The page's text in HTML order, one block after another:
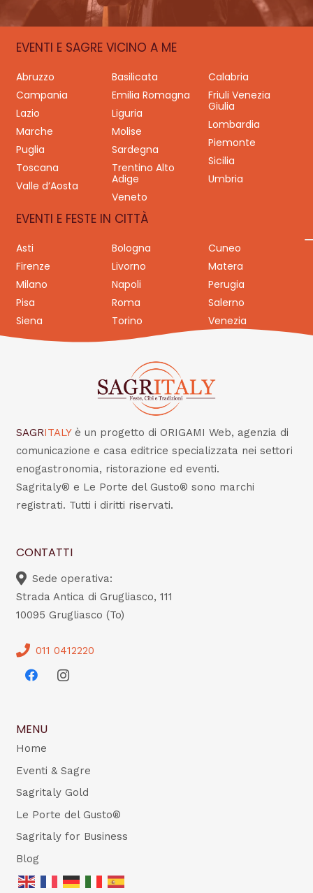
EVENTI E SAGRE VICINO A ME
Abruzzo Basilicata
Calabria
Campania
Emilia Romagna
Friuli Venezia
Giulia
Lazio
Liguria
Lombardia
Marche
Molise
Piemonte
Puglia
Sardegna
Sicilia
Toscana
Trentino Alto
Adige
Umbria
Valle d’Aosta
Veneto
EVENTI E FESTE IN CITTÀ
Asti Bologna
Cuneo
Firenze
Livorno
Matera
Milano
Napoli
Perugia
Pisa
Roma
Salerno
Siena
Torino Venezia
SAGRITALY è un progetto di ORIGAMI Web, agenzia di
comunicazione e casa editrice specializzata nei settori
enogastronomia, ristorazione ed eventi.
Sagritaly® e Le Porte del Gusto® sono marchi
registrati. Tutti i diritti riservati.
CONTATTI
Sede operativa:
Strada Antica di Grugliasco, 111
10095 Grugliasco (To)
011 0412220
MENU
Home
Eventi & Sagre
Sagritaly Gold
Le Porte del Gusto®
Sagritaly for Business
Blog